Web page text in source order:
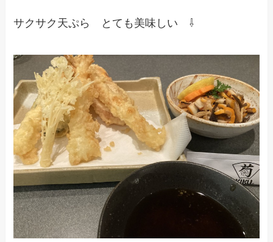
サクサク天ぷら とても美味しい ⇩